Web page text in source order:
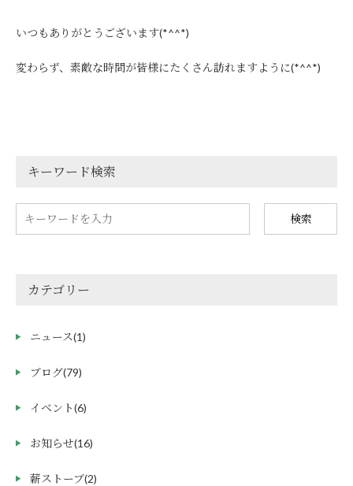
いつもありがとうございます(*^^*)
変わらず、素敵な時間が皆様にたくさん訪れますように(*^^*)
キーワード検索
検索
カテゴリー
ニュース(1)
ブログ(79)
イベント(6)
お知らせ(16)
薪ストーブ(2)